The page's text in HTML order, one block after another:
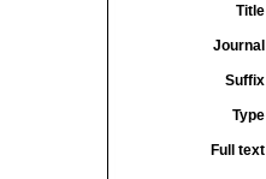
Title
Journal
Suffix
Type
Full text